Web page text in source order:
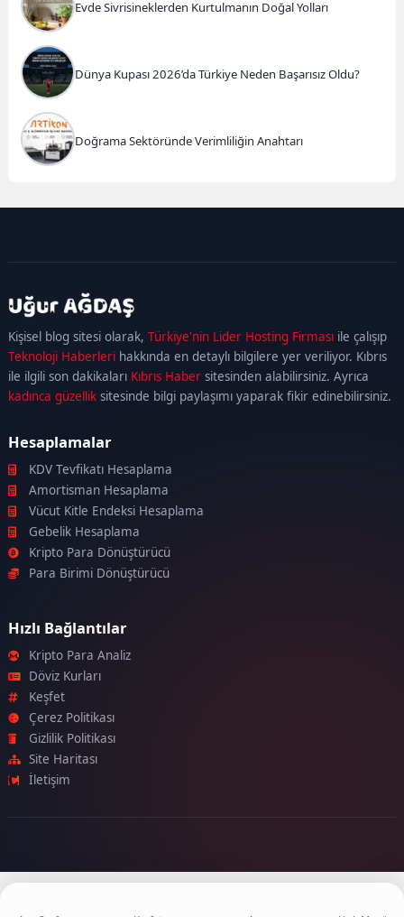
Evde Sivrisineklerden Kurtulmanın Doğal Yolları
Dünya Kupası 2026’da Türkiye Neden Başarısız Oldu?
Doğrama Sektöründe Verimliliğin Anahtarı
Kişisel blog sitesi olarak,Türkiye'nin Lider Hosting Firması ile çalışıp
Teknoloji Haberleri hakkında en detaylı bilgilere yer veriliyor. Kıbrıs
ile ilgili son dakikaları Kıbrıs Haber sitesinden alabilirsiniz. Ayrıca
kadınca güzellik sitesinde bilgi paylaşımı yaparak fikir edinebilirsiniz.
kadıköy
escortmaltepe
escortataşehir
escortümraniye
escort
Hesaplamalar
KDV Tevfikatı Hesaplama
Amortisman Hesaplama
Vücut Kitle Endeksi Hesaplama
Gebelik Hesaplama
Kripto Para Dönüştürücü
Para Birimi Dönüştürücü
Hızlı Bağlantılar
Kripto Para Analiz
Döviz Kurları
Keşfet
Çerez Politikası
Gizlilik Politikası
Site Haritası
İletişim